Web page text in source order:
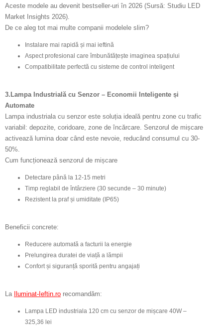
Aceste modele au devenit bestseller-uri în 2026 (Sursă: Studiu LED
Market Insights 2026).
De ce aleg tot mai multe companii modelele slim?
Instalare mai rapidă și mai ieftină
Aspect profesional care îmbunătățește imaginea spațiului
Compatibilitate perfectă cu sisteme de control inteligent
3.Lampa Industrială cu Senzor – Economii Inteligente și
Automate
Lampa industriala cu senzor este soluția ideală pentru zone cu trafic
variabil: depozite, coridoare, zone de încărcare. Senzorul de mișcare
activează lumina doar când este nevoie, reducând consumul cu 30-
50%.
Cum funcționează senzorul de mișcare
Detectare până la 12-15 metri
Timp reglabil de întârziere (30 secunde – 30 minute)
Rezistent la praf și umiditate (IP65)
Beneficii concrete:
Reducere automată a facturii la energie
Prelungirea duratei de viață a lămpii
Confort și siguranță sporită pentru angajați
La Iluminat-Ieftin.ro recomandăm:
Lampa LED industriala 120 cm cu senzor de mișcare 40W –
325,36 lei